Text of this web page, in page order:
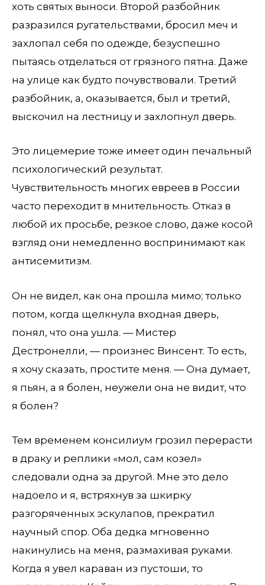
хоть святых выноси. Второй разбойник
разразился ругательствами, бросил меч и
захлопал себя по одежде, безуспешно
пытаясь отделаться от грязного пятна. Даже
на улице как будто почувствовали. Третий
разбойник, а, оказывается, был и третий,
выскочил на лестницу и захлопнул дверь.
Это лицемерие тоже имеет один печальный
психологический результат.
Чувствительность многих евреев в России
часто переходит в мнительность. Отказ в
любой их просьбе, резкое слово, даже косой
взгляд они немедленно воспринимают как
антисемитизм.
Он не видел, как она прошла мимо; только
потом, когда щелкнула входная дверь,
понял, что она ушла. — Мистер
Дестронелли, — произнес Винсент. То есть,
я хочу сказать, простите меня. — Она думает,
я пьян, а я болен, неужели она не видит, что
я болен?
Тем временем консилиум грозил перерасти
в драку и реплики «мол, сам козел»
следовали одна за другой. Мне это дело
надоело и я, встряхнув за шкирку
разгоряченных эскулапов, прекратил
научный спор. Оба дедка мгновенно
накинулись на меня, размахивая руками.
Когда я увел караван из пустоши, то